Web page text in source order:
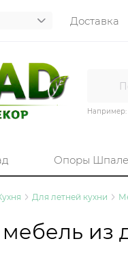
Доставка
Например:
Опоры
Для летней кухни
из